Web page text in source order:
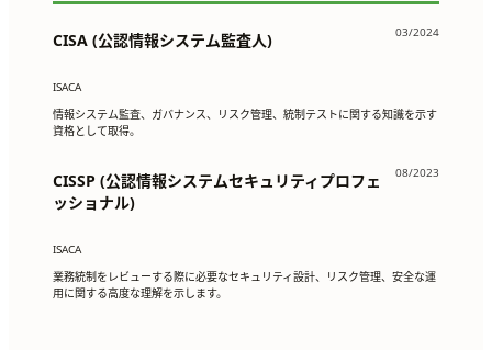
CISA (公認情報システム監査人) 03/2024
ISACA
情報システム監査、ガバナンス、リスク管理、統制テストに関する知識を示す
資格として取得。
CISSP (公認情報システムセキュリティプロフェ
ッショナル)
08/2023
ISACA
業務統制をレビューする際に必要なセキュリティ設計、リスク管理、安全な運
用に関する高度な理解を示します。